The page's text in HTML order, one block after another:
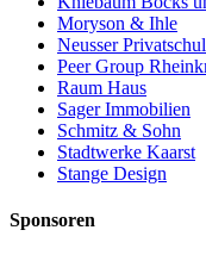
Moryson & Ihle
Neusser
Peer Group
Raum Haus
Sager Immobilien
Schmitz & Sohn
Stadtwerke Kaarst
Stange Design
Sponsoren